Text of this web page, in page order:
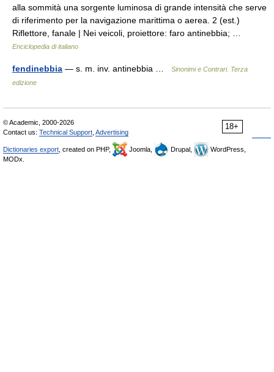
alla sommità una sorgente luminosa di grande intensità che serve
di riferimento per la navigazione marittima o aerea. 2 (est.)
Riflettore, fanale | Nei veicoli, proiettore: faro antinebbia; …
Enciclopedia di italiano
fendinebbia — s. m. inv. antinebbia …
Sinonimi e Contrari. Terza
edizione
18+
© Academic, 2000-2026
Contact us: Technical Support Advertising
Dictionaries export , created on PHP, Joomla, Drupal,
WordPress,
MODx.